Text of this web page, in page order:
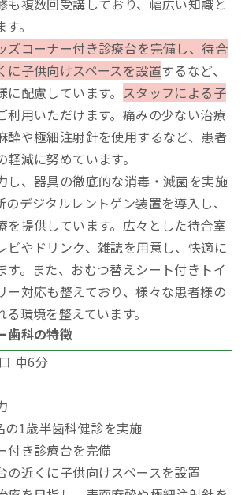
も複数回受講しており、幅広い知識と
。
ズコーナー付き診療台を完備し、待合
に子供向けスペースを設置するなど、
配慮しています。 スタッフによる子
利用いただけます。痛みの少ない治療
酔や極細注射針を使用するなど、患者
減に努めています。
し、器具の徹底的な消毒・滅菌を実施
のデジタルレントゲン装置を導入し、
を提供しています。広々とした待合室
ビやドリンク、雑誌を用意し、快適に
す。また、おむつ替えシート付きトイ
ー対応も整えており、様々な患者様の
環境を整えています。
歯科の特徴
車6分
の1歳半歯科健診を実施
付き診療台を完備
の近くに子供向けスペースを設置